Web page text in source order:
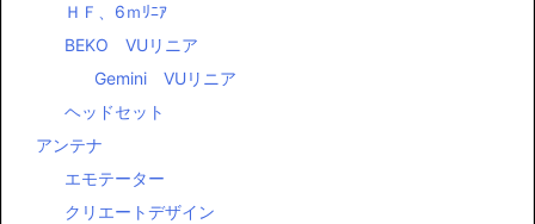
ＨＦ、6ｍﾘﾆｱ
BEKO VUリニア
Gemini VUリニア
ヘッドセット
アンテナ
エモテーター
クリエートデザイン